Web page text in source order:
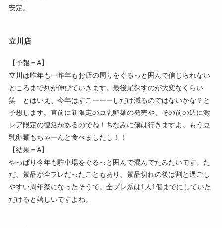
安定。
立川店
【予報＝A】
立川は昨年も一昨年もお店の周りをぐるっと囲んで信じられない
ところまで列が伸びていきます。最後尾探すのが大変なくらい
笑 とはいえ、今年はすこーーーしだけ減るのではないかな？と
予想します。直前に新限定の豆乳卵麺の発売や、その前の週に激
レア限定の復活があるのでね！ちなみに僕は行きますよ。もう豆
乳卵麺もちゃーんと食べましたし！！
【結果＝A】
やっぱり今年も駐車場をぐるっと囲んで混んでたみたいです。た
だ、景品が全プレだったこともあり、景品切れの後は割と過ごし
やすい周年祭になったそうで。全プレ系は1人1個までにしていた
だけると嬉しいですよね。